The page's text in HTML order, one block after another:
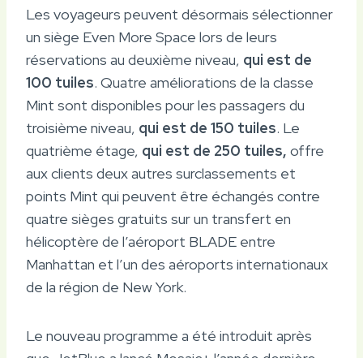
Les voyageurs peuvent désormais sélectionner
un siège Even More Space lors de leurs
réservations au deuxième niveau, qui est de
100 tuiles. Quatre améliorations de la classe
Mint sont disponibles pour les passagers du
troisième niveau, qui est de 150 tuiles. Le
quatrième étage, qui est de 250 tuiles, offre
aux clients deux autres surclassements et
points Mint qui peuvent être échangés contre
quatre sièges gratuits sur un transfert en
hélicoptère de l’aéroport BLADE entre
Manhattan et l’un des aéroports internationaux
de la région de New York.
Le nouveau programme a été introduit après